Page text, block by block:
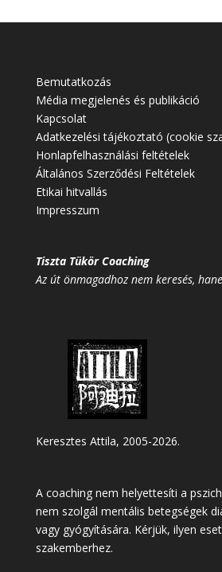
Bemutatkozás
Média megjelenés és publikáció
Kapcsolat
Adatkezelési tájékoztató (cookie
Honlapfelhasználási feltételek
Általános Szerződési Feltételek
Etikai hitvallás
Impresszum
Tiszta Tükör Coaching
Az út önmagadhoz nem keresés,
Keresztes Attila, 2005-2026.
A coaching nem helyettesíti a
nem szolgál mentális betegségek
vagy gyógyítására. Kérjük, ilyen
szakemberhez.